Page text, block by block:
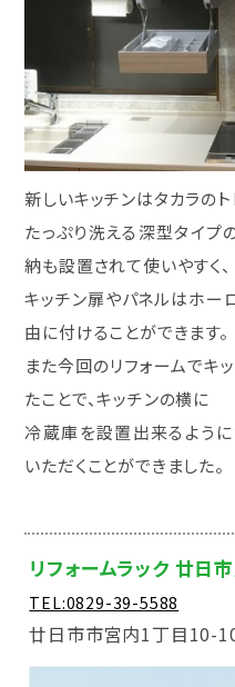
新しいキッチンはタカラの
たっぷり洗える深型タイプ
納も設置されて使いやすく、
キッチン扉やパネルはホー
由に付けることができます。
また今回のリフォームでキ
たことで、キッチンの横に
冷蔵庫を設置出来るよう
いただくことができました。
リフォームラック 廿日
TEL:0829-39-5588
廿日市市宮内1丁目10-